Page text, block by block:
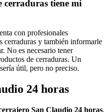
cerraduras tiene mi
con profesionales
cerraduras y también informarle
No es necesario tener
de cerraduras. Un
útil, pero no preciso.
24 horas
San Claudio 24 horas,